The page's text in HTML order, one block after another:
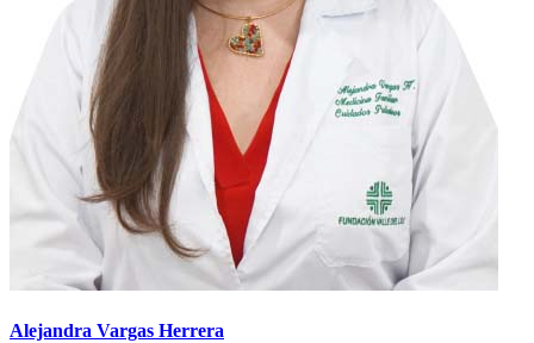
Alejandra Vargas Herrera